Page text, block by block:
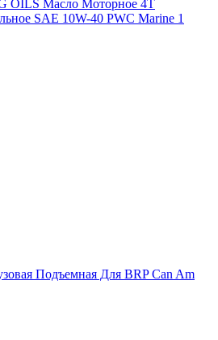
OILS Масло Моторное 4Т
SAE 10W-40 PWC Marine 1
Подъемная Для BRP Can Am